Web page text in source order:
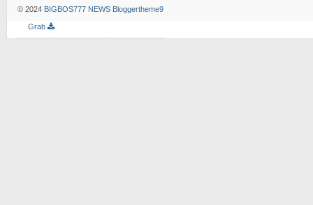
© 2024 BIGBOS777 NEWS Bloggertheme9
Grab